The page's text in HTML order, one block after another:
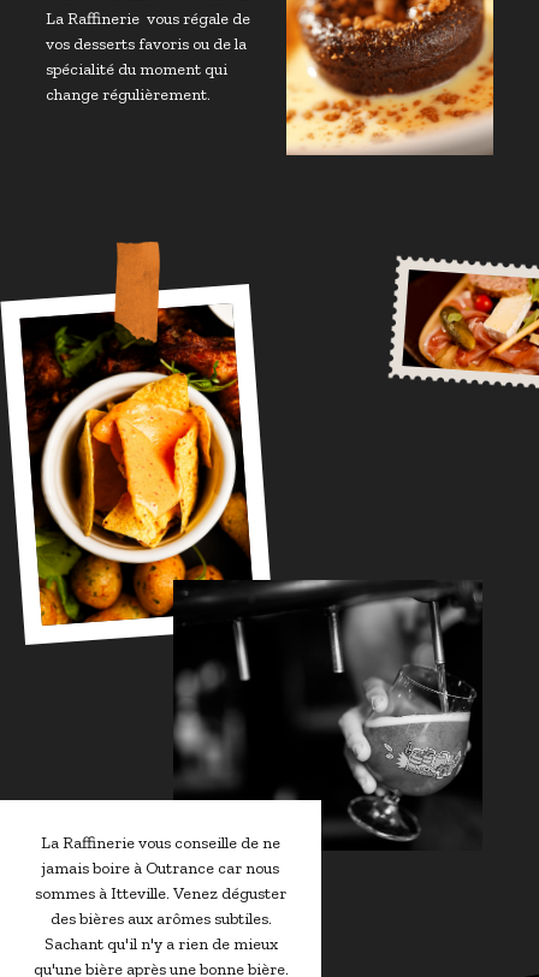
La Raffinerie vous régale de
vos desserts favoris ou de la
spécialité du moment qui
change régulièrement.
La Raffinerie vous conseille de ne
jamais boire à Outrance car nous
sommes à Itteville. Venez déguster
des bières aux arômes subtiles.
Sachant qu'il n'y a rien de mieux
qu'une bière après une bonne bière.